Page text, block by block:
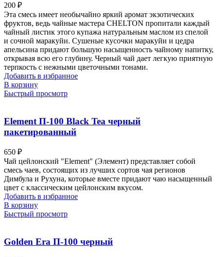
200 ₽
Эта смесь имеет необычайно яркий аромат экзотических
фруктов, ведь чайные мастера CHELTON пропитали каждый
чайный листик этого купажа натуральным маслом из спелой
и сочной маракуйи. Сушеные кусочки маракуйи и цедра
апельсина придают большую насыщенность чайному напитку,
открывая всю его глубину. Черный чай дает легкую приятную
терпкость с нежными цветочными тонами.
Добавить в избранное
В корзину
Быстрый просмотр
Element П-100 Black Tea черный
пакетированный
650 ₽
Чай цейлонский "Element" (Элемент) представляет собой
смесь чаев, состоящих из лучших сортов чая регионов
Димбула и Рухуна, которые вместе придают чаю насыщенный
цвет с классическим цейлонским вкусом.
Добавить в избранное
В корзину
Быстрый просмотр
Golden Era П-100 черный